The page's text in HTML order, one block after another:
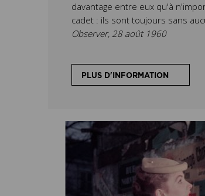
davantage entre eux qu'à
cadet : ils sont toujours sans
Observer, 28 août 1960
PLUS D'INFORMATION